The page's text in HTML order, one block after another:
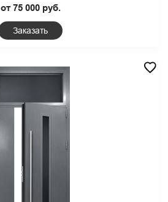
от 75 000 руб.
Заказать